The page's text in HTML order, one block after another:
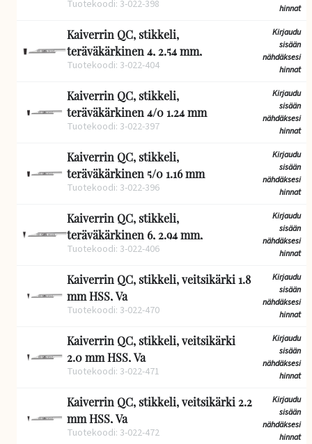
Tuotekoodi: 3-022-398
hinnat
Kaiverrin QC, stikkeli,
teräväkärkinen 4, 2.54 mm,
Tuotekoodi: 3-022-404
Kirjaudu
sisään
nähdäksesi
hinnat
Kaiverrin QC, stikkeli,
teräväkärkinen 4/0 1.24 mm
Tuotekoodi: 3-022-397
Kirjaudu
sisään
nähdäksesi
hinnat
Kaiverrin QC, stikkeli,
teräväkärkinen 5/0 1.16 mm
Tuotekoodi: 3-022-396
Kirjaudu
sisään
nähdäksesi
hinnat
Kaiverrin QC, stikkeli,
teräväkärkinen 6, 2.94 mm,
Tuotekoodi: 3-022-406
Kirjaudu
sisään
nähdäksesi
hinnat
Kaiverrin QC, stikkeli, veitsikärki 1.8
mm HSS, Va
Tuotekoodi: 3-022-470
Kirjaudu
sisään
nähdäksesi
hinnat
Kaiverrin QC, stikkeli, veitsikärki
2.0 mm HSS, Va
Tuotekoodi: 3-022-471
Kirjaudu
sisään
nähdäksesi
hinnat
Kaiverrin QC, stikkeli, veitsikärki 2.2
mm HSS, Va
Tuotekoodi: 3-022-472
Kirjaudu
sisään
nähdäksesi
hinnat